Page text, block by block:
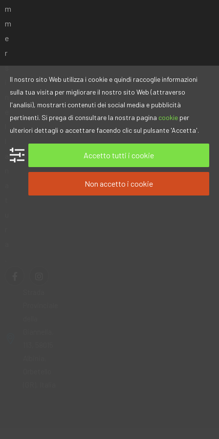
m
m
e
r
s
Il nostro sito Web utilizza i cookie e quindi raccoglie informazioni
sulla tua visita per migliorare il nostro sito Web (attraverso
l'analisi), mostrarti contenuti dei social media e pubblicità
pertinenti. Si prega di consultare la nostra pagina cookie per
ulteriori dettagli o accettare facendo clic sul pulsante 'Accetta'.
Accetto tutti i cookie
Non accetto i cookie